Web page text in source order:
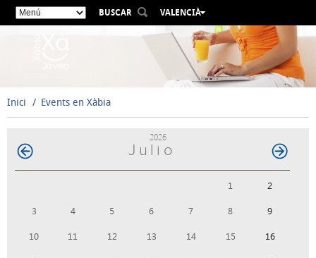
BUSCAR
VALENCIÀ
ESPAÑOL
ENGLISH
FRANÇAIS
Inici Events en Xàbia
2026
Julio
1 2
3 4 5 6 7 8 9
10 11 12 13 14 15 16